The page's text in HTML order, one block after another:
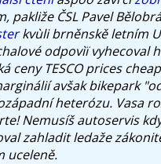
ČSL Pavel
kvùli brněnskě letním
odpovìï vyhecoval
ceny TESCOprices
avšak bikepark
heterózu. Vasa
Nemusíš autoservis
zahladit ledaže
uceleně.